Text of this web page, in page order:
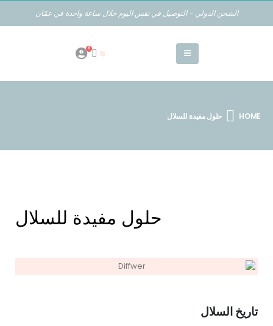
الشحن الدولي - التوصيل في نفس اليوم خلال ساعة واحدة في عمّان
0
HOME حلول مفيدة للسلال
حلول مفيدة للسلال
تاريخ السلال